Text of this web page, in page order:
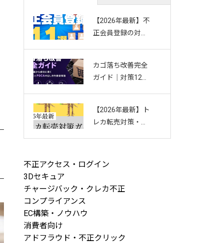
【2026年最新】不
正会員登録の対策
アドを防ぐお悩み
別ガイド
カゴ落ち改善完全
ガイド｜対策12選
回し方を徹底解説
【2026年最新】ト
レカ転売対策・完
不正アクセス・ログイン
3Dセキュア
チャージバック・クレカ不正
コンプライアンス
EC構築・ノウハウ
消費者向け
アドフラウド・不正クリック